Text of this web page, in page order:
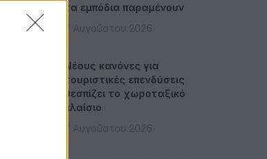
τα εμπόδια παραμένουν
7 Αυγούστου 2026
Νέους κανόνες για
τουριστικές επενδύσεις
θεσπίζει το χωροταξικό
πλαίσιο
7 Αυγούστου 2026